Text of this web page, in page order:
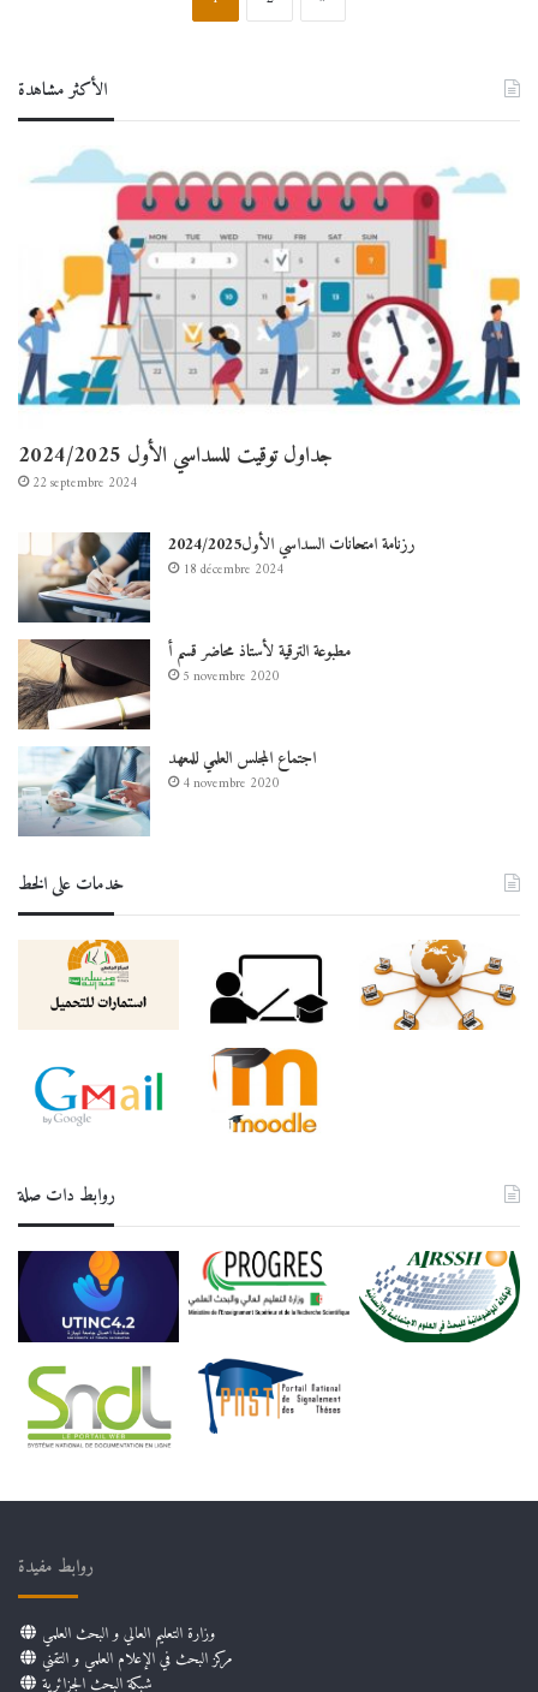
الأكثر مشاهدة
جداول توقيت للسداسي الأول 2024/2025
22 septembre 2024
رزنامة امتحانات السداسي الأول2024/2025
18 décembre 2024
مطبوعة الترقية لأستاذ محاضر قسم أ
5 novembre 2020
اجتماع المجلس العلمي للمعهد
4 novembre 2020
خدمات على الخط
روابط دات صلة
روابط مفيدة
وزارة التعليم العالي و البحث العلمي
مركز البحث في الإعلام العلمي و التقني
شبكة البحث الجزائرية